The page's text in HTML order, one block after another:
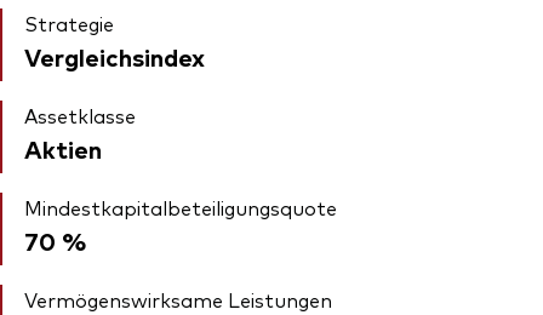
Strategie
Vergleichsindex
Assetklasse
Aktien
Mindestkapitalbeteiligungsquote
70 %
Vermögenswirksame Leistungen